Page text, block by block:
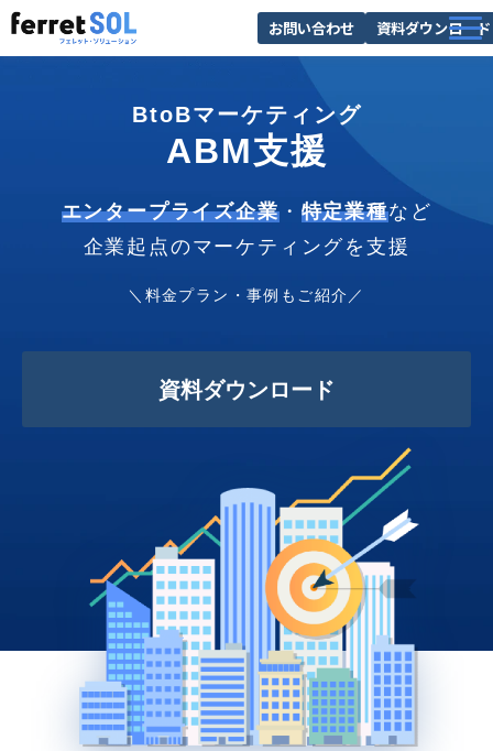
お問い合わせ 資料ダウンロード
サービス一覧
選ばれる理由
導入事例
お役立ち情報
BtoBマーケティング
ABM支援
エンタープライズ企業・ 特定業種など
企業起点のマーケティングを支援
＼料金プラン・事例もご紹介／
資料ダウンロード